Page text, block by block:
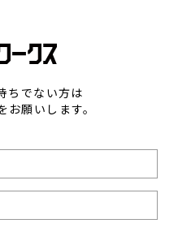
ちでない方は
お願いします。